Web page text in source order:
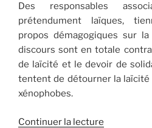
Des responsables
prétendument laïques,
propos démagogiques sur
discours sont en totale
de laïcité et le devoir de
tentent de détourner la
xénophobes.
Continuer la lecture